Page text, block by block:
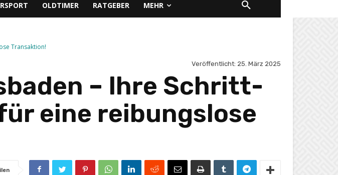
OLDTIMER RATGEBER MEHR
Transaktion!
Veröffentlicht: 25. März 2025
– Ihre Schritt-
eine reibungslose